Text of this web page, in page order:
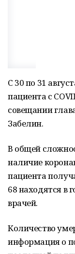
С 30 по 31
пациента с
совещании
Забелин.
В общей
наличие
пациента
68 находятся в
врачей.
Количество
информация о